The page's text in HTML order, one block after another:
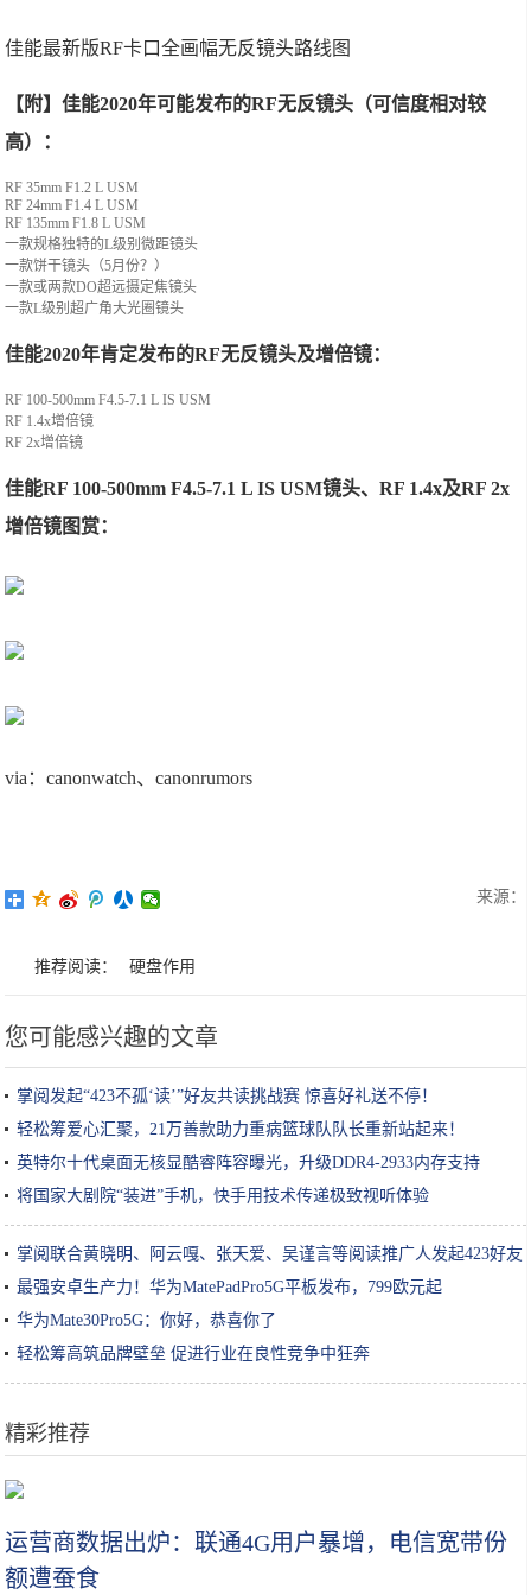
佳能最新版RF卡口全画幅无反镜头路线图
【附】佳能2020年可能发布的RF无反镜头（可信度相对较
高）：
RF 35mm F1.2 L USM
RF 24mm F1.4 L USM
RF 135mm F1.8 L USM
一款规格独特的L级别微距镜头
一款饼干镜头（5月份？）
一款或两款DO超远摄定焦镜头
一款L级别超广角大光圈镜头
佳能2020年肯定发布的RF无反镜头及增倍镜：
RF 100-500mm F4.5-7.1 L IS USM
RF 1.4x增倍镜
RF 2x增倍镜
佳能RF 100-500mm F4.5-7.1 L IS USM镜头、RF 1.4x及RF 2x
增倍镜图赏：
via：canonwatch、canonrumors
来源：
推荐阅读： 硬盘作用
您可能感兴趣的文章
掌阅发起“423不孤‘读’”好友共读挑战赛 惊喜好礼送不停！
轻松筹爱心汇聚，21万善款助力重病篮球队队长重新站起来！
英特尔十代桌面无核显酷睿阵容曝光，升级DDR4-2933内存支持
将国家大剧院“装进”手机，快手用技术传递极致视听体验
掌阅联合黄晓明、阿云嘎、张天爱、吴谨言等阅读推广人发起423好友
共读挑战赛
最强安卓生产力！华为MatePadPro5G平板发布，799欧元起
华为Mate30Pro5G：你好，恭喜你了
轻松筹高筑品牌壁垒 促进行业在良性竞争中狂奔
精彩推荐
运营商数据出炉：联通4G用户暴增，电信宽带份
额遭蚕食